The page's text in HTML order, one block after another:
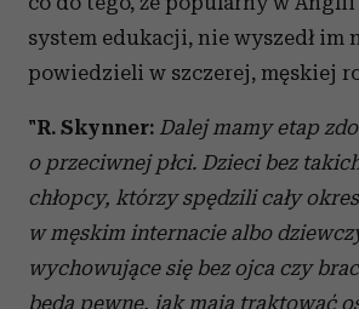
system edukacji, nie wyszedł im
powiedzieli w szczerej, męskiej
"R. Skynner: Dalej mamy etap
o przeciwnej płci. Dzieci bez
chłopcy, którzy spędzili cały
w męskim internacie albo
wychowujące się bez ojca czy
będą pewne, jak mają traktować